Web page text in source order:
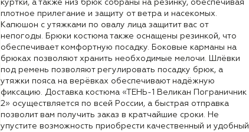
куртки, а также низ брюк собраны на резинку, обеспечивая
плотное прилегание и защиту от ветра и насекомых.
Капюшон с утяжками по овалу лица защитит вас от
непогоды. Брюки костюма также оснащены резинкой, что
обеспечивает комфортную посадку. Боковые карманы на
брюках позволяют хранить необходимые мелочи. Шлёвки
под ремень позволяют регулировать посадку брюк, а
утяжки пояса на верёвках обеспечивают надёжную
фиксацию. Доставка костюма «ТЕНЬ-1 Великан Пограничник
2» осуществляется по всей России, а быстрая отправка
позволит вам получить заказ в кратчайшие сроки. Не
упустите возможность приобрести качественный и удобный